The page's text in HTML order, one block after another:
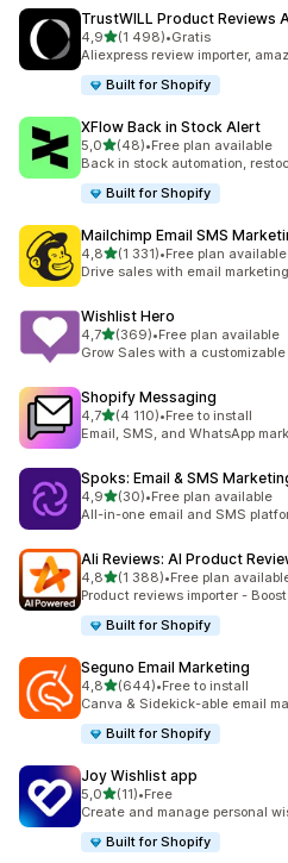
TrustWILL Product Reviews
4,9na 5 gwiazdek
(1 498)
Łączna liczba recenzji: 1498
•Gratis
Aliexpress review importer,
Built for Shopify
XFlow Back in Stock Alert
5,0na 5 gwiazdek
(48)
Łączna liczba recenzji: 48
•Free plan available
Back in stock automation,
Built for Shopify
Mailchimp Email SMS
4,8na 5 gwiazdek
(1 331)
Łączna liczba recenzji: 1331
•Free plan available
Drive sales with email
Wishlist Hero
4,7na 5 gwiazdek
(369)
Łączna liczba recenzji: 369
•Free plan available
Grow Sales with a
Shopify Messaging
4,7na 5 gwiazdek
(4 110)
Łączna liczba recenzji: 4110
•Free to install
Email, SMS, and WhatsApp
Spoks: Email & SMS
4,9na 5 gwiazdek
(30)
Łączna liczba recenzji: 30
•Free plan available
All-in-one email and SMS
Ali Reviews: AI Product
4,8na 5 gwiazdek
(1 388)
Łączna liczba recenzji: 1388
•Free plan
Product reviews importer -
Built for Shopify
Seguno Email Marketing
4,8na 5 gwiazdek
(644)
Łączna liczba recenzji: 644
•Free to install
Canva & Sidekick-able email
Built for Shopify
Joy Wishlist app
5,0na 5 gwiazdek
(11)
Łączna liczba recenzji: 11
•Free
Create and manage personal
Built for Shopify